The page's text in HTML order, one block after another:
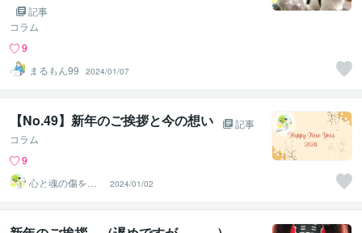
記事
コラム
9
まるもん99
2024/01/07
【No.49】新年のご挨拶と今の想い
記事
コラム
9
心と魂の傷を癒
す♡ヒーラーchi
sa
2024/01/02